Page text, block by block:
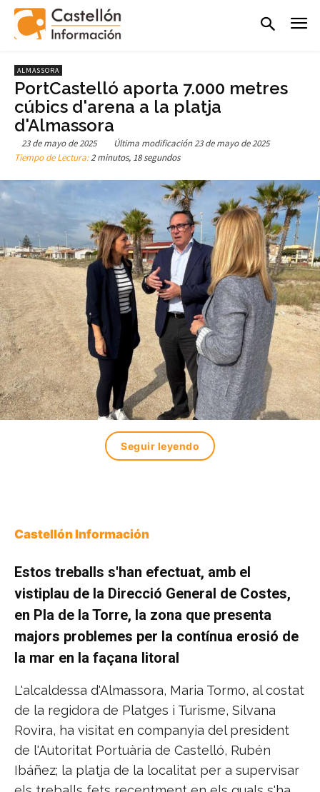
ALMASSORA
PortCastelló aporta 7.000 metres
cúbics d'arena a la platja
d'Almassora
23 de mayo de 2025 Última modificación23 de mayo de 2025
Tiempo de Lectura:2 minutos, 18 segundos
Seguir leyendo
Castellón Información
Estos treballs s'han efectuat, amb el
vistiplau de la Direcció General de Costes,
en Pla de la Torre, la zona que presenta
majors problemes per la contínua erosió de
la mar en la façana litoral
L'alcaldessa d'Almassora, Maria Tormo, al costat
de la regidora de Platges i Turisme, Silvana
Rovira, ha visitat en companyia del president
de l'Autoritat Portuària de Castelló, Rubén
Ibáñez; la platja de la localitat per a supervisar